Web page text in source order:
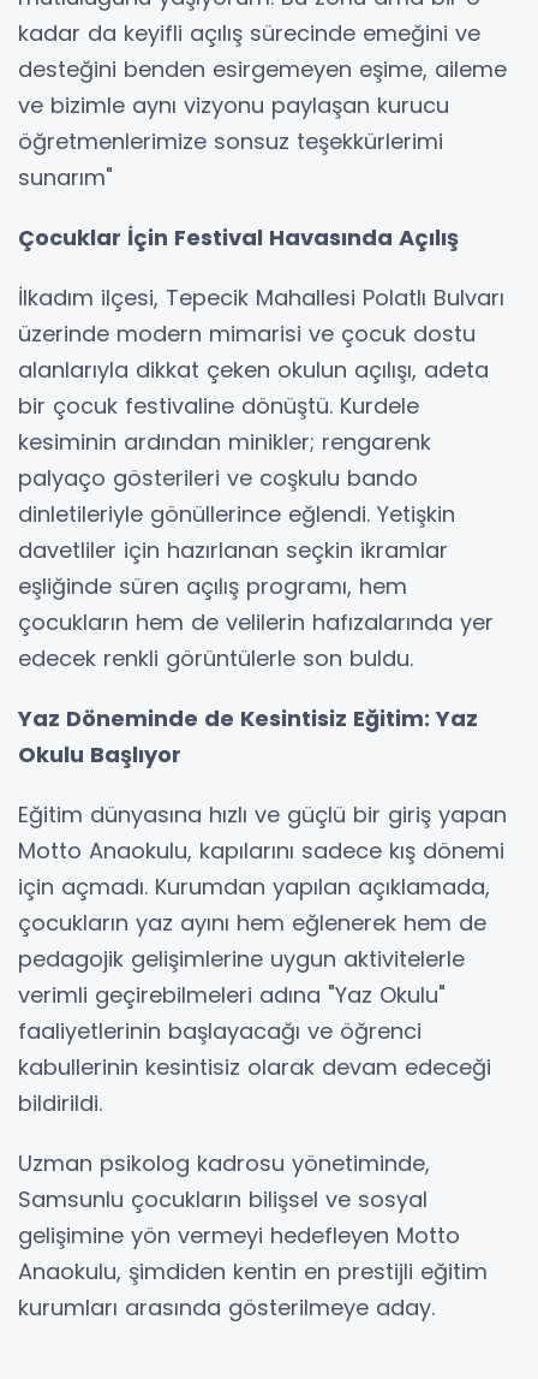
kadar da keyifli açılış sürecinde emeğini ve
desteğini benden esirgemeyen eşime, aileme
ve bizimle aynı vizyonu paylaşan kurucu
öğretmenlerimize sonsuz teşekkürlerimi
sunarım"
Çocuklar İçin Festival Havasında Açılış
İlkadım ilçesi, Tepecik Mahallesi Polatlı Bulvarı
üzerinde modern mimarisi ve çocuk dostu
alanlarıyla dikkat çeken okulun açılışı, adeta
bir çocuk festivaline dönüştü. Kurdele
kesiminin ardından minikler; rengarenk
palyaço gösterileri ve coşkulu bando
dinletileriyle gönüllerince eğlendi. Yetişkin
davetliler için hazırlanan seçkin ikramlar
eşliğinde süren açılış programı, hem
çocukların hem de velilerin hafızalarında yer
edecek renkli görüntülerle son buldu.
Yaz Döneminde de Kesintisiz Eğitim: Yaz
Okulu Başlıyor
Eğitim dünyasına hızlı ve güçlü bir giriş yapan
Motto Anaokulu, kapılarını sadece kış dönemi
için açmadı. Kurumdan yapılan açıklamada,
çocukların yaz ayını hem eğlenerek hem de
pedagojik gelişimlerine uygun aktivitelerle
verimli geçirebilmeleri adına "Yaz Okulu"
faaliyetlerinin başlayacağı ve öğrenci
kabullerinin kesintisiz olarak devam edeceği
bildirildi.
Uzman psikolog kadrosu yönetiminde,
Samsunlu çocukların bilişsel ve sosyal
gelişimine yön vermeyi hedefleyen Motto
Anaokulu, şimdiden kentin en prestijli eğitim
kurumları arasında gösterilmeye aday.